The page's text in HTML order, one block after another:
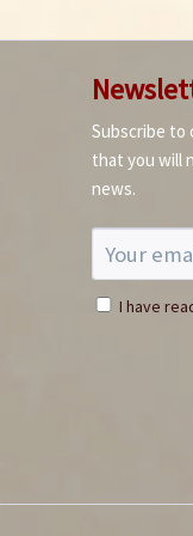
Subscribe to
that you will
news.
I have